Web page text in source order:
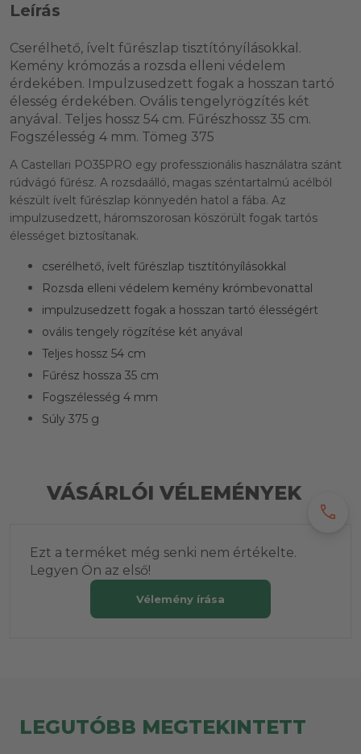
Leírás
Cserélhető, ívelt fűrészlap tisztítónyílásokkal.
Kemény krómozás a rozsda elleni védelem
érdekében. Impulzusedzett fogak a hosszan tartó
élesség érdekében. Ovális tengelyrögzítés két
anyával. Teljes hossz 54 cm. Fűrészhossz 35 cm.
Fogszélesség 4 mm. Tömeg 375
A Castellari PO35PRO egy professzionális használatra szánt
rúdvágó fűrész. A rozsdaálló, magas széntartalmú acélból
készült ívelt fűrészlap könnyedén hatol a fába. Az
impulzusedzett, háromszorosan köszörült fogak tartós
élességet biztosítanak.
cserélhető, ívelt fűrészlap tisztítónyílásokkal
Rozsda elleni védelem kemény krómbevonattal
impulzusedzett fogak a hosszan tartó élességért
ovális tengely rögzítése két anyával
Teljes hossz 54 cm
Fűrész hossza 35 cm
Fogszélesség 4 mm
Súly 375 g
VÁSÁRLÓI VÉLEMÉNYEK
Ezt a terméket még senki nem értékelte.
Legyen Ön az első!
Vélemény írása
LEGUTÓBB MEGTEKINTETT
call